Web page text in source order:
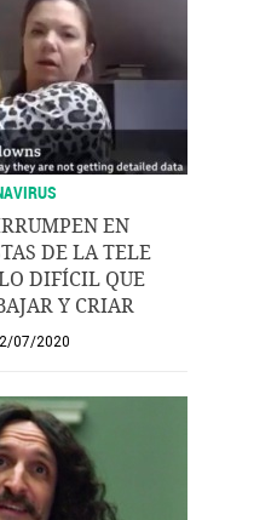
EN
DE LA TELE
DIFÍCIL QUE
Y CRIAR
07/2020